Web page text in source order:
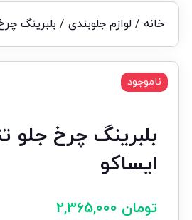
خانه / لوازم جلوبندی/ بلبرینگ چرخ جلو
ایساکو
تومان
ناموجود